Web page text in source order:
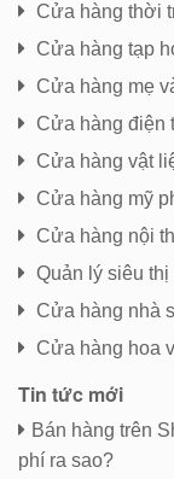
Cửa hàng thời
Cửa hàng tạp
Cửa hàng mẹ
Cửa hàng điện
Cửa hàng vật
Cửa hàng mỹ
Cửa hàng nội
Quản lý siêu thị
Cửa hàng nhà
Cửa hàng hoa
Tin tức mới
Bán hàng trên
phí ra sao?